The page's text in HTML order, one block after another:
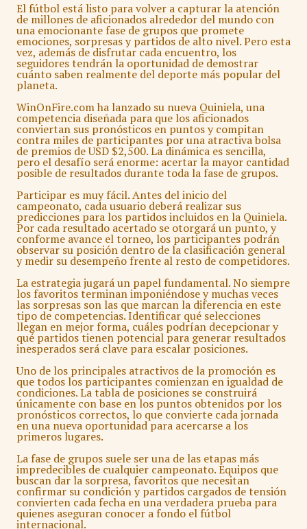
El fútbol está listo para volver a capturar la atención
de millones de aficionados alrededor del mundo con
una emocionante fase de grupos que promete
emociones, sorpresas y partidos de alto nivel. Pero esta
vez, además de disfrutar cada encuentro, los
seguidores tendrán la oportunidad de demostrar
cuánto saben realmente del deporte más popular del
planeta.
WinOnFire.com ha lanzado su nueva Quiniela, una
competencia diseñada para que los aficionados
conviertan sus pronósticos en puntos y compitan
contra miles de participantes por una atractiva bolsa
de premios de USD $2,500. La dinámica es sencilla,
pero el desafío será enorme: acertar la mayor cantidad
posible de resultados durante toda la fase de grupos.
Participar es muy fácil. Antes del inicio del
campeonato, cada usuario deberá realizar sus
predicciones para los partidos incluidos en la Quiniela.
Por cada resultado acertado se otorgará un punto, y
conforme avance el torneo, los participantes podrán
observar su posición dentro de la clasificación general
y medir su desempeño frente al resto de competidores.
La estrategia jugará un papel fundamental. No siempre
los favoritos terminan imponiéndose y muchas veces
las sorpresas son las que marcan la diferencia en este
tipo de competencias. Identificar qué selecciones
llegan en mejor forma, cuáles podrían decepcionar y
qué partidos tienen potencial para generar resultados
inesperados será clave para escalar posiciones.
Uno de los principales atractivos de la promoción es
que todos los participantes comienzan en igualdad de
condiciones. La tabla de posiciones se construirá
únicamente con base en los puntos obtenidos por los
pronósticos correctos, lo que convierte cada jornada
en una nueva oportunidad para acercarse a los
primeros lugares.
La fase de grupos suele ser una de las etapas más
impredecibles de cualquier campeonato. Equipos que
buscan dar la sorpresa, favoritos que necesitan
confirmar su condición y partidos cargados de tensión
convierten cada fecha en una verdadera prueba para
quienes aseguran conocer a fondo el fútbol
internacional.